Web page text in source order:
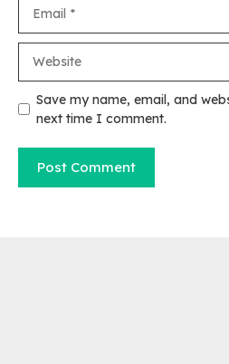
Save my name, email, and
next time I comment.